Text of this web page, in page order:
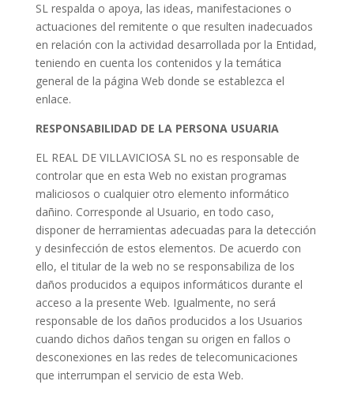
SL respalda o apoya, las ideas, manifestaciones o
actuaciones del remitente o que resulten inadecuados
en relación con la actividad desarrollada por la Entidad,
teniendo en cuenta los contenidos y la temática
general de la página Web donde se establezca el
enlace.
RESPONSABILIDAD DE LA PERSONA USUARIA
EL REAL DE VILLAVICIOSA SL no es responsable de
controlar que en esta Web no existan programas
maliciosos o cualquier otro elemento informático
dañino. Corresponde al Usuario, en todo caso,
disponer de herramientas adecuadas para la detección
y desinfección de estos elementos. De acuerdo con
ello, el titular de la web no se responsabiliza de los
daños producidos a equipos informáticos durante el
acceso a la presente Web. Igualmente, no será
responsable de los daños producidos a los Usuarios
cuando dichos daños tengan su origen en fallos o
desconexiones en las redes de telecomunicaciones
que interrumpan el servicio de esta Web.